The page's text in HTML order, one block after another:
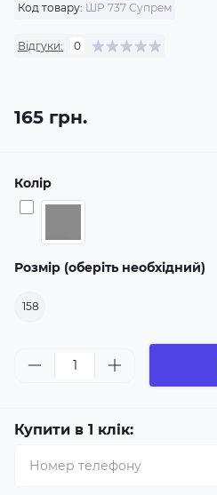
Код товару: ШР 737 Супрем
Відгуки: 0
165 грн.
Колір
Розмір (оберіть необхідний)
158
Купити в 1 клік: